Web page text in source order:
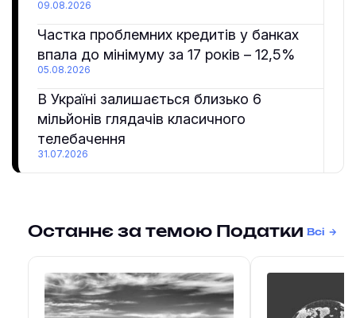
09.08.2026
Частка проблемних кредитів у банках
впала до мінімуму за 17 років – 12,5%
05.08.2026
В Україні залишається близько 6
мільйонів глядачів класичного
телебачення
31.07.2026
Останнє за темою Податки Всі